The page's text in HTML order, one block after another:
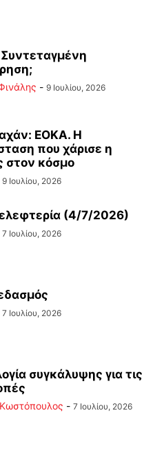
- 9 Ιουλίου, 2026
ΕΟΚΑ. Η
που χάρισε η
στον κόσμο
9 Ιουλίου, 2026
(4/7/2026)
7 Ιουλίου, 2026
7 Ιουλίου, 2026
συγκάλυψης για τις
- 7 Ιουλίου, 2026